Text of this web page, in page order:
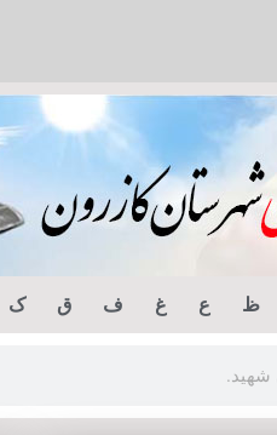
ظ ع غ ف ق ک